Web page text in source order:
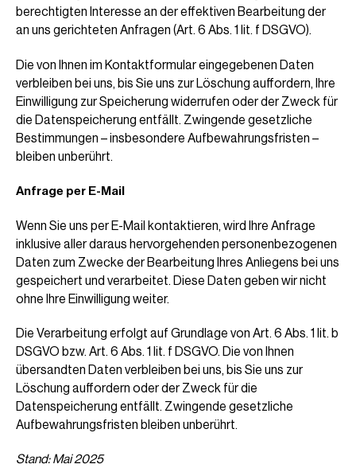
berechtigten Interesse an der effektiven Bearbeitung der
an uns gerichteten Anfragen (Art. 6 Abs. 1 lit. f DSGVO).
Die von Ihnen im Kontaktformular eingegebenen Daten
verbleiben bei uns, bis Sie uns zur Löschung auffordern, Ihre
Einwilligung zur Speicherung widerrufen oder der Zweck für
die Datenspeicherung entfällt. Zwingende gesetzliche
Bestimmungen – insbesondere Aufbewahrungsfristen –
bleiben unberührt.
Anfrage per E-Mail
Wenn Sie uns per E-Mail kontaktieren, wird Ihre Anfrage
inklusive aller daraus hervorgehenden personenbezogenen
Daten zum Zwecke der Bearbeitung Ihres Anliegens bei uns
gespeichert und verarbeitet. Diese Daten geben wir nicht
ohne Ihre Einwilligung weiter.
Die Verarbeitung erfolgt auf Grundlage von Art. 6 Abs. 1 lit. b
DSGVO bzw. Art. 6 Abs. 1 lit. f DSGVO. Die von Ihnen
übersandten Daten verbleiben bei uns, bis Sie uns zur
Löschung auffordern oder der Zweck für die
Datenspeicherung entfällt. Zwingende gesetzliche
Aufbewahrungsfristen bleiben unberührt.
Stand: Mai 2025